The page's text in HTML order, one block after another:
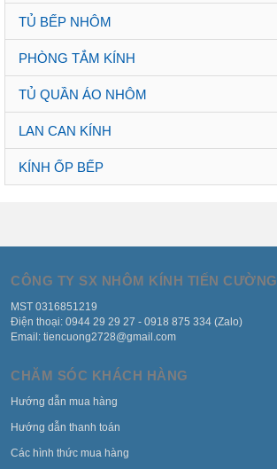
TỦ BẾP NHÔM
PHÒNG TẮM KÍNH
TỦ QUẦN ÁO NHÔM
LAN CAN KÍNH
KÍNH ỐP BẾP
CÔNG TY SX NHÔM KÍNH TIẾN CƯỜNG
MST 0316851219
Điện thoại: 0944 29 29 27 - 0918 875 334 (Zalo)
Email: tiencuong2728@gmail.com
CHĂM SÓC KHÁCH HÀNG
Hướng dẫn mua hàng
Hướng dẫn thanh toán
Các hình thức mua hàng